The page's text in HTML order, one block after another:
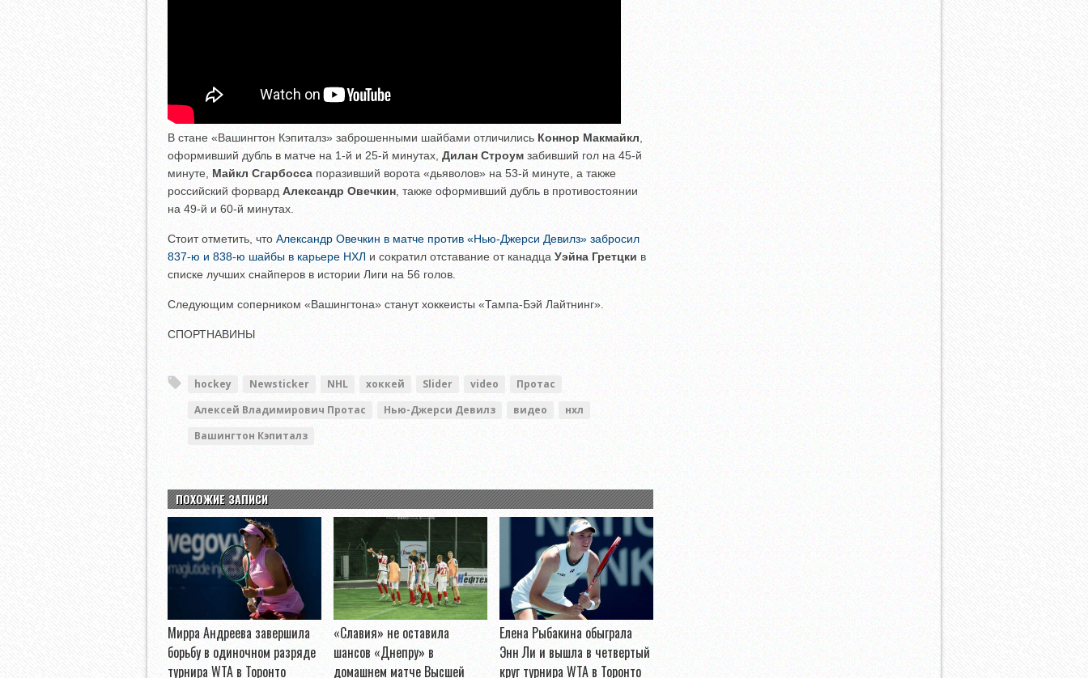
В стане «Вашингтон Кэпиталз» заброшенными шайбами отличились Коннор Макмайкл
оформивший дубль в матче на 1-й и 25-й минутах, Дилан Строум забивший гол на 45-й
минуте, Майкл Сгарбосса поразивший ворота «дьяволов» на 53-й минуте, а также
российский форвард Александр Овечкин , также оформивший дубль в противостоянии
на 49-й и 60-й минутах.
Стоит отметить, что Александр Овечкин в матче против «Нью-Джерси Девилз» забросил
837-ю и 838-ю шайбы в карьере НХЛ и сократил отставание от канадца Уэйна Гретцки в
списке лучших снайперов в истории Лиги на 56 голов.
Следующим соперником «Вашингтона» станут хоккеисты «Тампа-Бэй Лайтнинг».
СПОРТНАВИНЫ
hockey Newsticker NHL хоккей Slider video
Протас
Алексей Владимирович Протас
Нью-Джерси Девилз видео
нхл
Вашингтон Кэпиталз
ПОХОЖИЕ ЗАПИСИ
Мирра Андреева завершила
борьбу в одиночном разряде
турнира WTA в Торонто
«Славия» не оставила
шансов «Днепру» в
домашнем матче Высшей
Елена Рыбакина обыграла
Энн Ли и вышла в четвертый
круг турнира WTA в Торонто